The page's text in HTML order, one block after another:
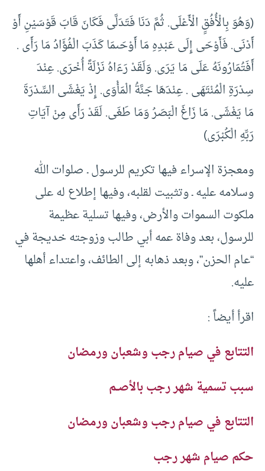
(وَهُوَ بِالْأُفُقِِ الْأَعْلَى. ثُمَّ دَنَا فَتَدَلَّى فَكَانَ قَابَ قَوْسَيْنِ أَوْ
أَدْنَى. فَأَوْحَى إِلَى عَبْدِهِ مَا أَوْحَىمَا كَذَبَ الْفُؤَادُ مَا رَأَى .
أَفَتُمَارُونَهُ عَلَى مَا يَرَى. وَلَقَدْ رَءَاهُ نَزْلَةً أُخْرَى. عِنْدَ
سِدْرَةِ الْمُنْتَهَى . عِنْدَهَا جَنَّةُ الْمَأْوَى. إِذْ يَغْشَى السِّدْرَةَ
مَا يَغْشَى. مَا زَاغَ الْبَصَرُ وَمَا طَغَى. لَقَدْ رَأَى مِنْ آيَاتِ
رَبِّهِ الْكُبْرَى)
ومعجزة الإسراء فيها تكريم للرسول ـ صلوات الله
وسلامه عليه ـ وتثبيت لقلبه، وفيها إطلاع له على
ملكوت السموات والأرض، وفيها تسلية عظيمة
للرسول، بعد وفاة عمه أبي طالب وزوجته خديجة في
“عام الحزن”، وبعد ذهابه إلى الطائف، واعتداء أهلها
عليه.
اقرأ أيضاً :
التتابع في صيام رجب وشعبان ورمضان
سبب تسمية شهر رجب بالأصــم
التتابع في صيام رجب وشعبان ورمضان
حكم صيام شهر رجب